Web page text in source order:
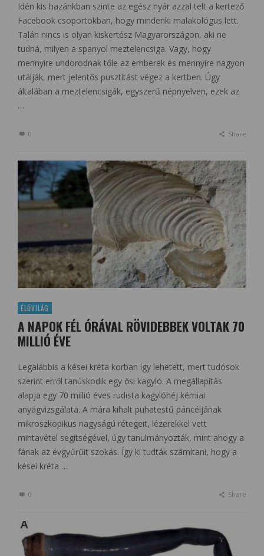
Idén kis hazánkban szinte az egész nyár azzal telt a kertező
Facebook csoportokban, hogy mindenki malakológus lett.
Talán nincs is olyan kiskertész Magyarországon, aki ne
tudná, milyen a spanyol meztelencsiga. Vagy, hogy
mennyire undorodnak tőle az emberek és mennyire nagyon
utálják, mert jelentős pusztítást végez a kertben. Úgy
általában a meztelencsigák, egyszerű népnyelven, ezek az
…
0 Share
ÉLŐVILÁG
A NAPOK FÉL ÓRÁVAL RÖVIDEBBEK VOLTAK 70
MILLIÓ ÉVE
Legalábbis a kései kréta korban így lehetett, mert tudósok
szerint erről tanúskodik egy ősi kagyló. A megállapítás
alapja egy 70 millió éves rudista kagylóhéj kémiai
anyagvizsgálata. A mára kihalt puhatestű páncéljának
mikroszkopikus nagyságú rétegeit, lézerekkel vett
mintavétel segítségével, úgy tanulmányozták, mint ahogy a
fának az évgyűrűit szokás. Így ki tudták számítani, hogy a
kései kréta …
0 Share